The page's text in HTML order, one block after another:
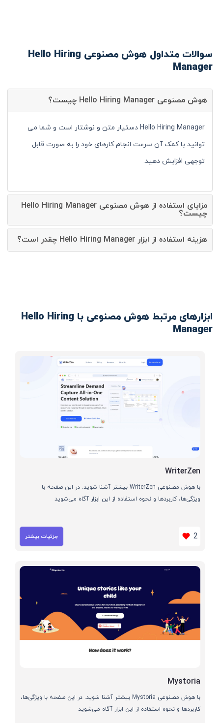
سوالات متداول هوش مصنوعی Hello Hiring
Manager
هوش مصنوعی Hello Hiring Manager چیست؟
Hello Hiring Manager دستیار متن و نوشتار است و شما می
توانید با کمک آن سرعت انجام کارهای خود را به صورت قابل
توجهی افزایش دهید.
مزایای استفاده از هوش مصنوعی Hello Hiring Manager
چیست؟
هزینه استفاده از ابزار Hello Hiring Manager چقدر است؟
ابزارهای مرتبط هوش مصنوعی با Hello Hiring
Manager
WriterZen
با هوش مصنوعی WriterZen بیشتر آشنا شوید. در این صفحه با
ویژگی‌ها، کاربردها و نحوه استفاده از این ابزار آگاه می‌شوید
2 جزئیات بیشتر
Mystoria
با هوش مصنوعی Mystoria بیشتر آشنا شوید. در این صفحه با ویژگی‌ها،
کاربردها و نحوه استفاده از این ابزار آگاه می‌شوید